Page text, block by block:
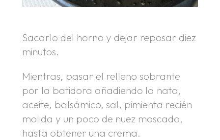
Sacarlo del horno y dejar reposar diez
minutos.
Mientras, pasar el relleno sobrante
por la batidora añadiendo la nata,
aceite, balsámico, sal, pimienta recién
molida y un poco de nuez moscada,
hasta obtener una crema.